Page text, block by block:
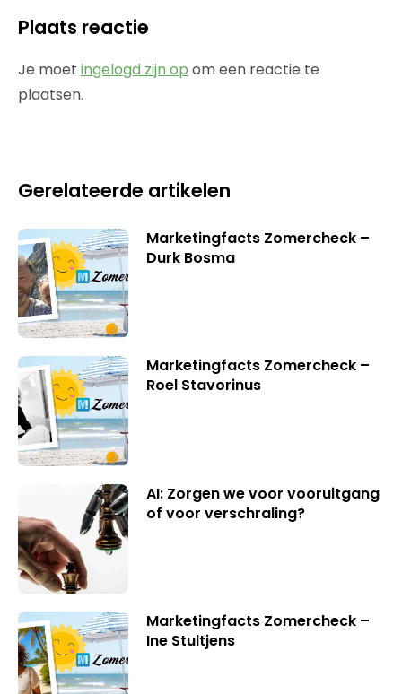
Plaats reactie
Je moet ingelogd zijn op om een reactie te
plaatsen.
Gerelateerde artikelen
Marketingfacts Zomercheck –
Durk Bosma
Marketingfacts Zomercheck –
Roel Stavorinus
AI: Zorgen we voor vooruitgang
of voor verschraling?
Marketingfacts Zomercheck –
Ine Stultjens